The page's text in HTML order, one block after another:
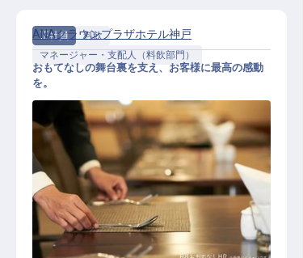
正社員
料飲
マネージャー・支配人（料飲部門）
スチュワードマネージャー
ANAクラウンプラザホテル神戸
おもてなしの舞台裏を支え、お客様に最高の感動
を。